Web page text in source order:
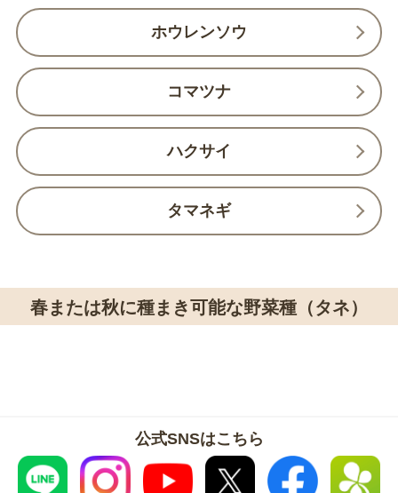
ホウレンソウ
コマツナ
ハクサイ
タマネギ
春または秋に種まき可能な野菜種（タネ）
公式SNSはこちら